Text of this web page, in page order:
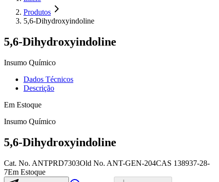
Produtos
5,6-Dihydroxyindoline
5,6-Dihydroxyindoline
Insumo Químico
Dados Técnicos
Descrição
Em Estoque
Insumo Químico
5,6-Dihydroxyindoline
Cat. No. ANTPRD7303Old No. ANT-GEN-204CAS 138937-28-
7Em Estoque